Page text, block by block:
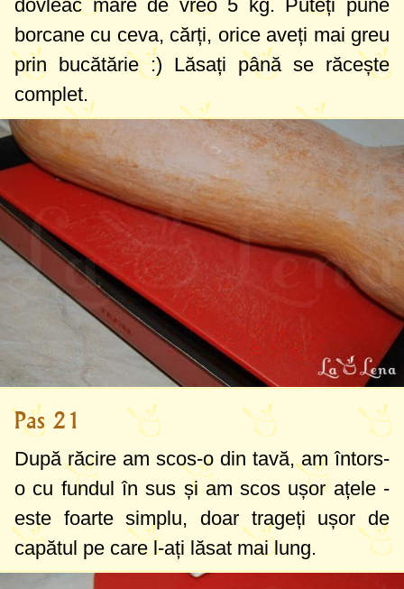
dovleac mare de vreo 5 kg. Puteți pune
borcane cu ceva, cărți, orice aveți mai greu
prin bucătărie :) Lăsați până se răcește
complet.
Pas 21
După răcire am scos-o din tavă, am întors-
o cu fundul în sus și am scos ușor ațele -
este foarte simplu, doar trageți ușor de
capătul pe care l-ați lăsat mai lung.